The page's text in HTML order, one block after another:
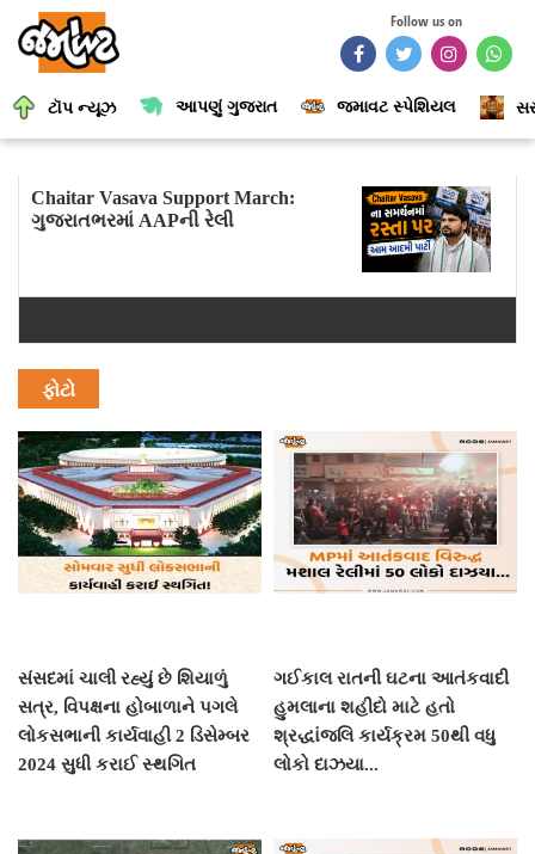
Follow us on
ટૉપ ન્યૂઝ આપણું ગુજરાત જમાવટ સ્પેશિયલ
Chaitar Vasava Support March:
ગુજરાતભરમાં AAPની રેલી
ફોટો
સંસદમાં ચાલી રહ્યું છે શિયાળું
સત્ર, વિપક્ષના હોબાળાને પગલે
લોકસભાની કાર્યવાહી 2 ડિસેમ્બર
2024 સુધી કરાઈ સ્થગિત
ગઈકાલ રાતની ઘટના આતંકવાદી
હુમલાના શહીદો માટે હતો
શ્રદ્ધાંજલિ કાર્યક્રમ 50થી વધુ
લોકો દાઝયા...